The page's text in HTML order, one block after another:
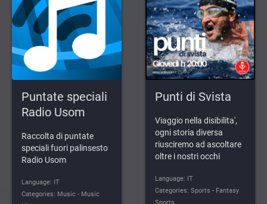
Puntate speciali
Radio Usom
Raccolta di puntate
speciali fuori palinsesto
Radio Usom
Language: IT
Categories: Music - Music
Punti di Svista
Viaggio nella disibilita',
ogni storia diversa
riusciremo ad ascoltare
oltre i nostri occhi
Language: IT
Categories: Sports - Fantasy